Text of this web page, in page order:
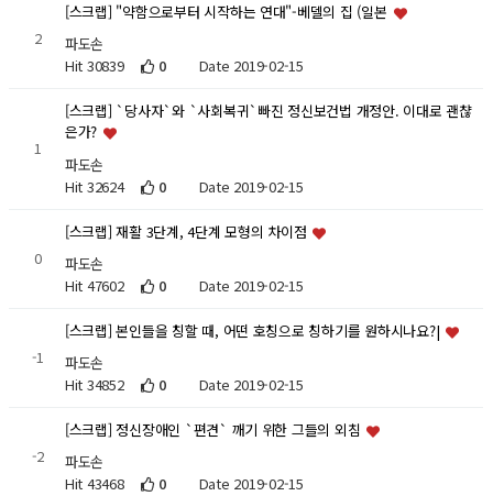
2
[스크랩] "약함으로부터 시작하는 연대"-베델의 집 (일본
파도손
Hit 30839
0 Date 2019-02-15
1
[스크랩] `당사자`와 `사회복귀`빠진 정신보건법 개정안. 이대로 괜챦
은가?
파도손
Hit 32624
0 Date 2019-02-15
0
[스크랩] 재활 3단계, 4단계 모형의 차이점
파도손
Hit 47602
0 Date 2019-02-15
-1
[스크랩] 본인들을 칭할 때, 어떤 호칭으로 칭하기를 원하시나요?|
파도손
Hit 34852
0 Date 2019-02-15
-2
[스크랩] 정신장애인 `편견` 깨기 위한 그들의 외침
파도손
Hit 43468
0 Date 2019-02-15